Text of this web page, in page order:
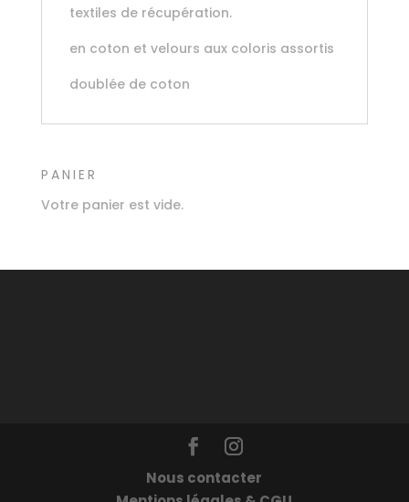
textiles de récupération.
en coton et velours aux coloris assortis
doublée de coton
PANIER
Votre panier est vide.
Nous contacter